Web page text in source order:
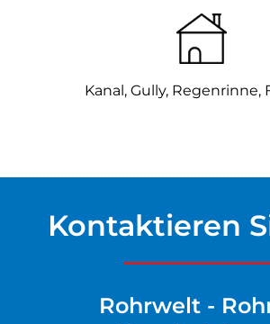
Kanal, Gully, Regenrinne,
Kontaktieren
Rohrwelt -